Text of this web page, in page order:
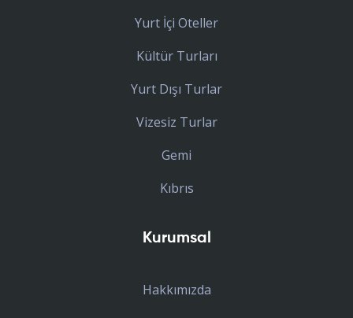
Yurt İçi Oteller
Kültür Turları
Yurt Dışı Turlar
Vizesiz Turlar
Gemi
Kıbrıs
Kurumsal
Hakkımızda